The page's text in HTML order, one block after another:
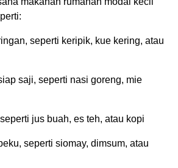
seperti keripik, kue kering, atau
saji, seperti nasi goreng, mie
jus buah, es teh, atau kopi
seperti siomay, dimsum, atau